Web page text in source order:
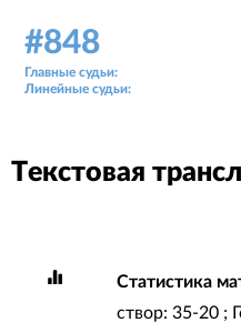
#848
Главные судьи:
Линейные судьи:
Текстовая
Статистика
створ: 35-20 ;